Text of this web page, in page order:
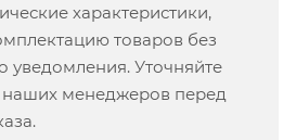
характеристики,
товаров без
уведомления. Уточняйте
наших менеджеров перед